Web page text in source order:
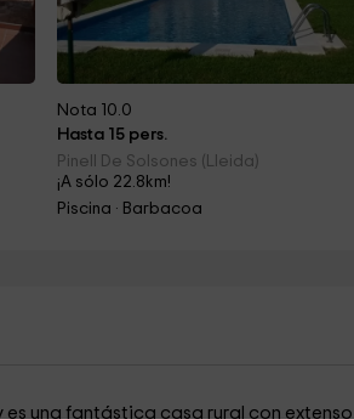
Nota 10.0
Hasta 15 pers.
Pinell De Solsones (Lleida)
¡A sólo 22.8km!
Piscina · Barbacoa
una fantástica casa rural con extenso